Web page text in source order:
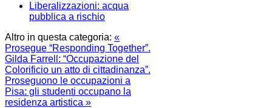
Liberalizzazioni: acqua
pubblica a rischio
Altro in questa categoria: «
Prosegue “Responding Together”.
Gilda Farrell: “Occupazione del
Colorificio un atto di cittadinanza”.
Proseguono le occupazioni a
Pisa: gli studenti occupano la
residenza artistica »